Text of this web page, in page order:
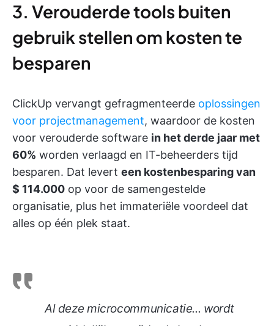
3. Verouderde tools buiten
gebruik stellen om kosten te
besparen
ClickUp vervangt gefragmenteerde oplossingen
voor projectmanagement, waardoor de kosten
voor verouderde software in het derde jaar met
60% worden verlaagd en IT-beheerders tijd
besparen. Dat levert een kostenbesparing van
$ 114.000 op voor de samengestelde
organisatie, plus het immateriële voordeel dat
alles op één plek staat.
Al deze microcommunicatie... wordt